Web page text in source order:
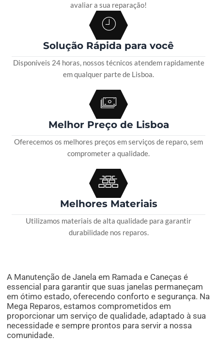
avaliar a sua reparação!
Solução Rápida para você
Disponíveis 24 horas, nossos técnicos atendem rapidamente
em qualquer parte de Lisboa.
Melhor Preço de Lisboa
Oferecemos os melhores preços em serviços de reparo, sem
comprometer a qualidade.
Melhores Materiais
Utilizamos materiais de alta qualidade para garantir
durabilidade nos reparos.
A Manutenção de Janela em Ramada e Caneças é
essencial para garantir que suas janelas permaneçam
em ótimo estado, oferecendo conforto e segurança. Na
Mega Reparos, estamos comprometidos em
proporcionar um serviço de qualidade, adaptado à sua
necessidade e sempre prontos para servir a nossa
comunidade.